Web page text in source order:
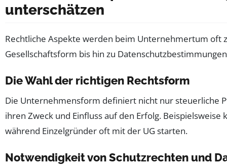
unterschätzen
Rechtliche Aspekte werden beim Unternehmertum oft
Gesellschaftsform bis hin zu
Die Wahl der richtigen Rechtsform
Die Unternehmensform definiert nicht nur steuerliche
ihren Zweck und Einfluss auf den Erfolg.
während Einzelgründer oft mit der UG starten.
Notwendigkeit von Schutzrechten und